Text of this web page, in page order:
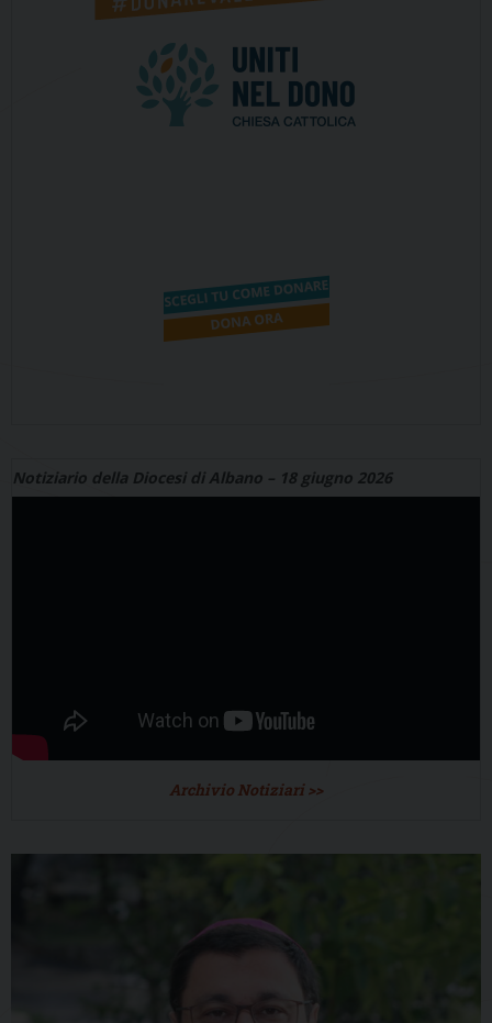
Notiziario della Diocesi di Albano – 18 giugno 2026
Archivio Notiziari >>